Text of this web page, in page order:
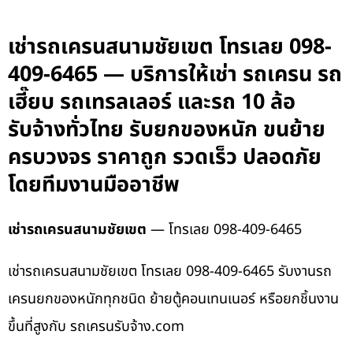
เช่ารถเครนสนามชัยเขต โทรเลย 098-
409-6465 — บริการให้เช่า รถเครน รถ
เฮี๊ยบ รถเทรลเลอร์ และรถ 10 ล้อ
รับจ้างทั่วไทย รับยกของหนัก ขนย้าย
ครบวงจร ราคาถูก รวดเร็ว ปลอดภัย
โดยทีมงานมืออาชีพ
เช่ารถเครนสนามชัยเขต — โทรเลย 098-409-6465
เช่ารถเครนสนามชัยเขต โทรเลย 098-409-6465 รับงานรถ
เครนยกของหนักทุกชนิด ย้ายตู้คอนเทนเนอร์ หรือยกชิ้นงาน
ขึ้นที่สูงกับ รถเครนรับจ้าง.com